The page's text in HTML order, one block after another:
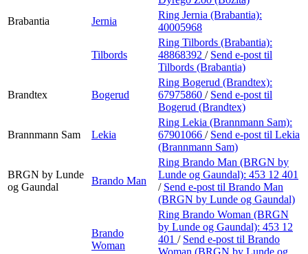
Brabantia
Jernia
Ring Jernia (Brabantia):
40005968
Tilbords
Ring Tilbords (Brabantia):
48868392 / Send e-post til
Tilbords (Brabantia)
Brandtex Bogerud
Ring Bogerud (Brandtex):
67975860 / Send e-post til
Bogerud (Brandtex)
Brannmann Sam Lekia
Ring Lekia (Brannmann Sam):
67901066 / Send e-post til Lekia
(Brannmann Sam)
BRGN by Lunde
og Gaundal
Brando Man
Ring Brando Man (BRGN by
Lunde og Gaundal): 453 12 401
/ Send e-post til Brando Man
(BRGN by Lunde og Gaundal)
Brando
Woman
Ring Brando Woman (BRGN
by Lunde og Gaundal): 453 12
401 / Send e-post til Brando
Woman (BRGN by Lunde og